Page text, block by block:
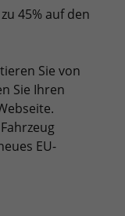
45% auf den
Sie von
Sie Ihren
EU-